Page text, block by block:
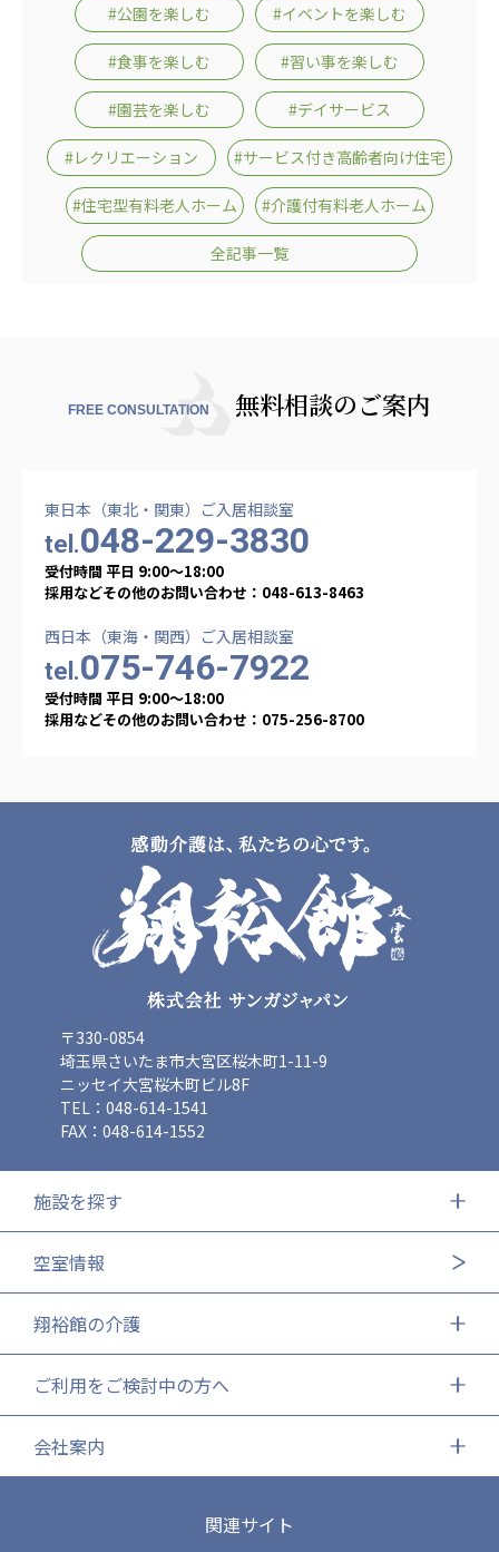
#公園を楽しむ #イベントを楽しむ
#食事を楽しむ #習い事を楽しむ
#園芸を楽しむ #デイサービス
#レクリエーション #サービス付き高齢者向け住宅
#住宅型有料老人ホーム #介護付有料老人ホーム
全記事一覧
FREE CONSULTATION 無料相談のご案内
東日本（東北・関東）ご入居相談室
tel.048-229-3830
受付時間 平日 9:00〜18:00
採用などその他のお問い合わせ：048-613-8463
西日本（東海・関西）ご入居相談室
tel.075-746-7922
受付時間 平日 9:00〜18:00
採用などその他のお問い合わせ：075-256-8700
〒330-0854
埼玉県さいたま市大宮区桜木町1-11-9
ニッセイ大宮桜木町ビル8F
TEL：048-614-1541
FAX：048-614-1552
施設を探す
空室情報
翔裕館の介護
ご利用をご検討中の方へ
会社案内
関連サイト